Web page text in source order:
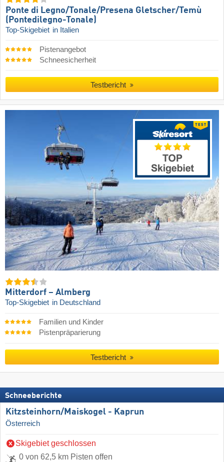
Ponte di Legno/​Tonale/​Presena Gletscher/​Temù
(Pontedilegno-Tonale)
Top-Skigebiet in Italien
Pistenangebot
Schneesicherheit
Testbericht
Mitterdorf – Almberg
Top-Skigebiet in Deutschland
Familien und Kinder
Pistenpräparierung
Testbericht
Schneeberichte
Kitzsteinhorn/​Maiskogel - Kaprun
Österreich
Skigebiet geschlossen
0 von 62,5 km Pisten offen